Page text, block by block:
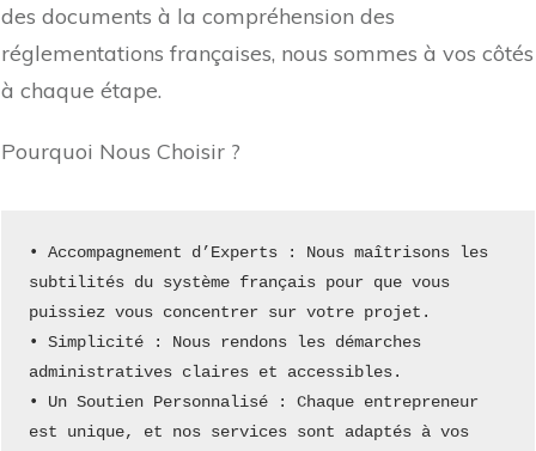
des documents à la compréhension des
réglementations françaises, nous sommes à vos côtés
à chaque étape.
Pourquoi Nous Choisir ?
• Accompagnement d’Experts : Nous maîtrisons les
subtilités du système français pour que vous
puissiez vous concentrer sur votre projet.
• Simplicité : Nous rendons les démarches
administratives claires et accessibles.
• Un Soutien Personnalisé : Chaque entrepreneur
est unique, et nos services sont adaptés à vos